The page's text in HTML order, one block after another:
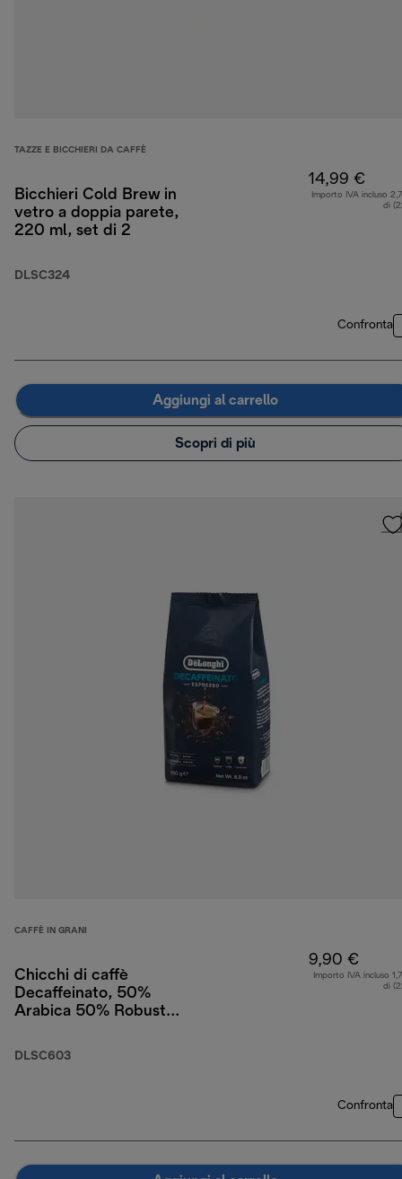
TAZZE E BICCHIERI DA CAFFÈ
Bicchieri Cold Brew in
vetro a doppia parete,
220 ml, set di 2
DLSC324
14,99 €
Importo IVA incluso
di
Confronta
Aggiungi al carrello
Scopri di più
CAFFÈ IN GRANI
Chicchi di caffè
Decaffeinato, 50%
Arabica 50% Robusta,
DLSC603
9,90 €
Importo IVA incluso
di
Confronta